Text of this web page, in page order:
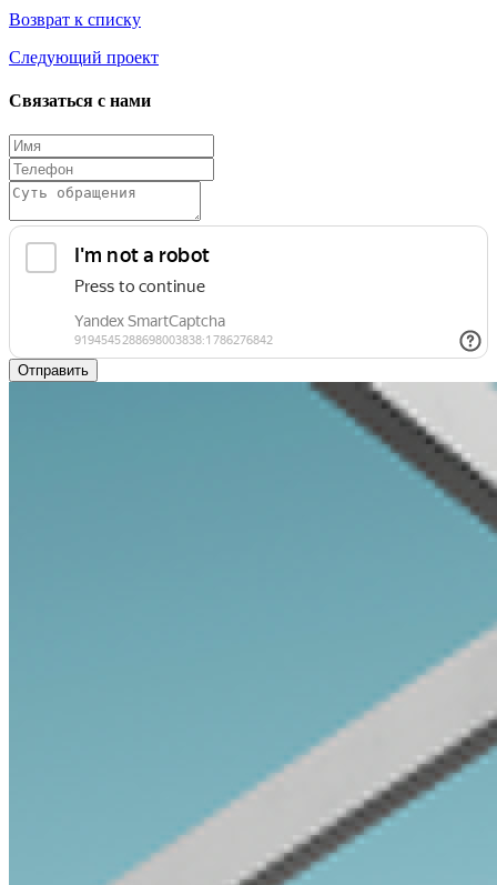
Возврат к списку
Следующий проект
Связаться с нами
Отправить